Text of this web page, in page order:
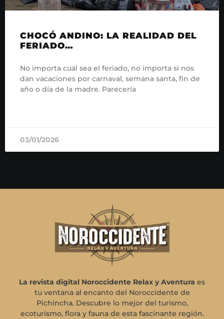
CHOCÓ ANDINO: LA REALIDAD DEL
FERIADO…
No importa cuál sea el feriado, no importa si nos
dan vacaciones por carnaval, semana santa, fin de
año o día de la madre. Parecería
03/01/2026
La revista digital Noroccidente Relax y Aventura es
tu ventana al encanto del Noroccidente de
Pichincha. Descubre lo mejor del turismo,
ecoturismo, flora y fauna de esta fascinante región.